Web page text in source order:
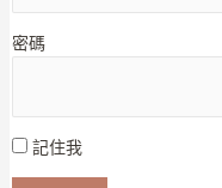
密碼
記住我